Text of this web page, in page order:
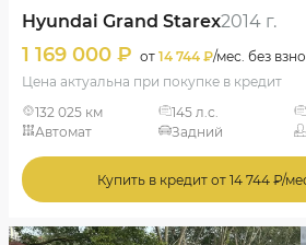
Hyundai Grand Starex2014 г.
1 169 000 ₽ от 14 744 ₽/мес. без
Цена актуальна при покупке в кредит
132 025 км
145 л.с.
Автомат
Задний
Купить в кредит от 14 744 ₽/